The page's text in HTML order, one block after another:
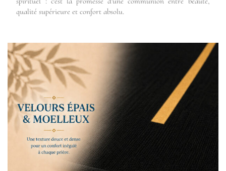
qualité supérieure et confort absolu.